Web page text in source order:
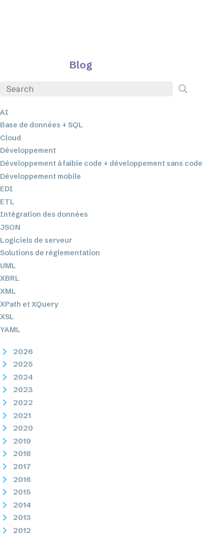
Blog
AI
Base de données + SQL
Cloud
Développement
Développement à faible code + développement sans code
Développement mobile
EDI
ETL
Intégration des données
JSON
Logiciels de serveur
Solutions de réglementation
UML
XBRL
XML
XPath et XQuery
XSL
YAML
2026
2025
2024
2023
2022
2021
2020
2019
2018
2017
2016
2015
2014
2013
2012